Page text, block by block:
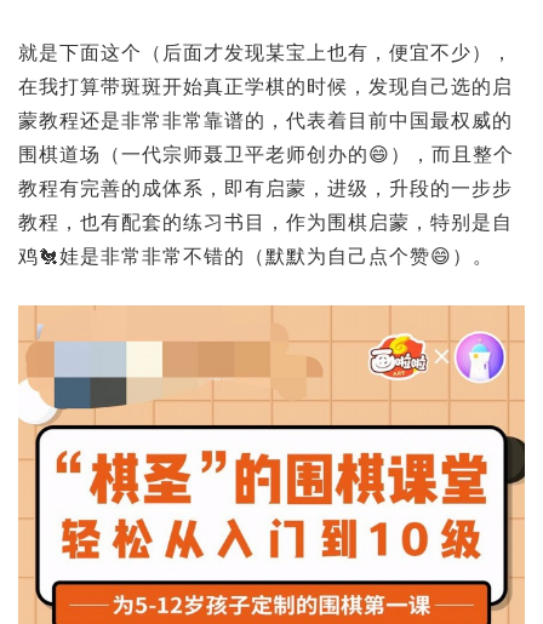
就是下面这个（后面才发现某宝上也有，便宜不少），
在我打算带斑斑开始真正学棋的时候，发现自己选的启
蒙教程还是非常非常靠谱的，代表着目前中国最权威的
围棋道场（一代宗师聂卫平老师创办的😄），而且整个
教程有完善的成体系，即有启蒙，进级，升段的一步步
教程，也有配套的练习书目，作为围棋启蒙，特别是自
鸡🐔娃是非常非常不错的（默默为自己点个赞😄）。